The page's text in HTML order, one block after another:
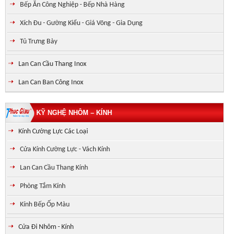
Bếp Ăn Công Nghiệp - Bếp Nhà Hàng
Xích Đu - Gường Kiểu - Giá Võng - Gia Dụng
Tủ Trưng Bày
Lan Can Cầu Thang Inox
Lan Can Ban Công Inox
KỸ NGHỆ NHÔM – KÍNH
Kính Cường Lực Các Loại
Cửa Kính Cường Lực - Vách Kính
Lan Can Cầu Thang Kính
Phòng Tắm Kính
Kính Bếp Ốp Màu
Cửa Đi Nhôm - Kính